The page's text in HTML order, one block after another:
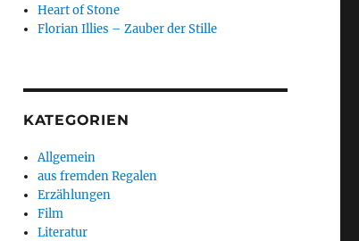
Heart of Stone
Florian Illies – Zauber der Stille
KATEGORIEN
Allgemein
aus fremden Regalen
Erzählungen
Film
Literatur